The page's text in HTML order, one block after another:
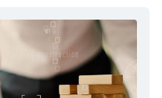
Weiter